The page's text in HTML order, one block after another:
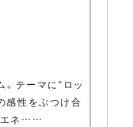
テーマに“ロッ
感性をぶつけ合
エネ……